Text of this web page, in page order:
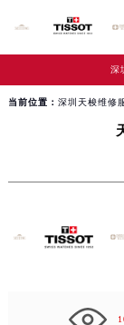
深
当前位置： 深圳天梭维修